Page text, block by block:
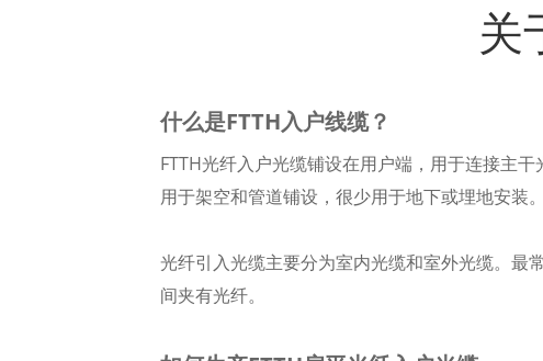
关
什么是FTTH入户线缆？
FTTH光纤入户光缆铺设在用户端，用于连接主
用于架空和管道铺设，很少用于地下或埋地安装。
光纤引入光缆主要分为室内光缆和室外光缆。最
间夹有光纤。